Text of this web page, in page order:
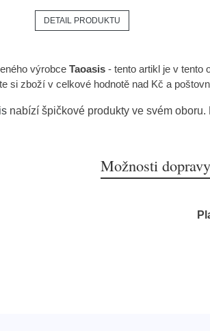
DETAIL PRODUKTU
výrobce Taoasis - tento artikl je v tento
si zboží v celkové hodnotě nad Kč a
nabízí špičkové produkty ve svém
Možnosti